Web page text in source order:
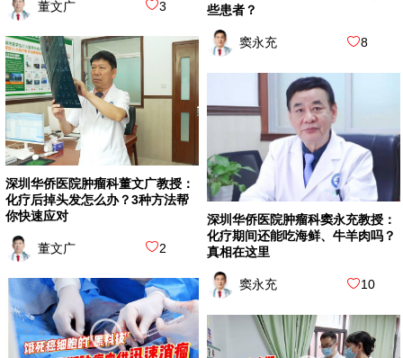
董文广 3
深圳华侨医院肿瘤科董文广教授：
化疗后掉头发怎么办？3种方法帮
你快速应对
董文广 2
些患者？
窦永充 8
深圳华侨医院肿瘤科窦永充教授：
化疗期间还能吃海鲜、牛羊肉吗？
真相在这里
窦永充 10